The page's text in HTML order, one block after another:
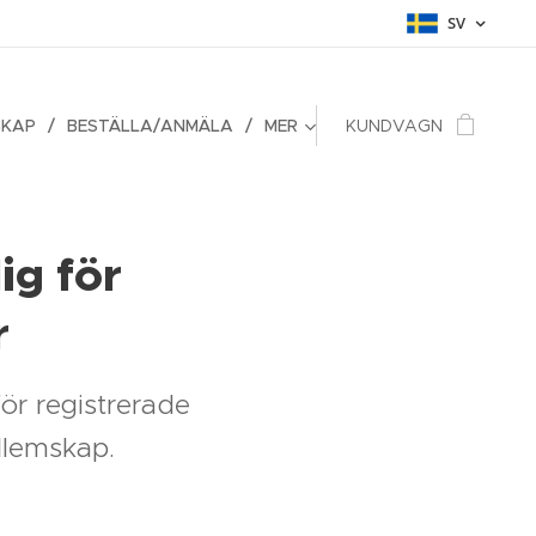
SV
BESTÄLLA/ANMÄLA MER KUNDVAGN
för
registrerade